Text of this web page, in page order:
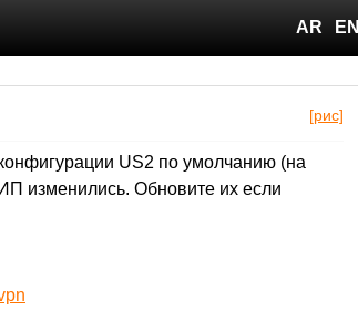
AR EN
[рис]
US2 по умолчанию (на
изменились. Обновите их если